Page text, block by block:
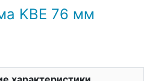
KBE 76 мм